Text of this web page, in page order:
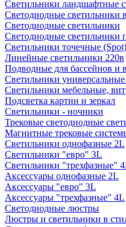
Светильники ландшафтные
Светодиодные светильники
Светодиодные светильники
Светодиодные светильники
Светильники точечные (Spot)
Линейные светильники 220в
Подводные для бассейнов и
Светильники
Светильники мебельные,
Подсветка картин и зеркал
Светильники - ночники
Трековые светодиодные
Магнитные трековые
Светильники однофазные 2L
Светильники "евро" 3L
Светильники "трехфазные"
Аксессуары однофазные 2L
Аксессуары "евро" 3L
Аксессуары "трехфазные" 4L
Светодиодные люстры
Люстры и светильники в